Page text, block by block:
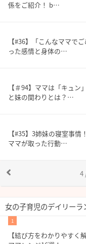
係をご紹介！ b…
【#36】「こんなママで
った感情と身体の…
【＃94】ママは「キュ
と妹の関わりとは？…
【#35】3姉妹の寝室事
ママが取った行動…
4
女の子育児のデイリーラ
1
【結び方をわかりやすく